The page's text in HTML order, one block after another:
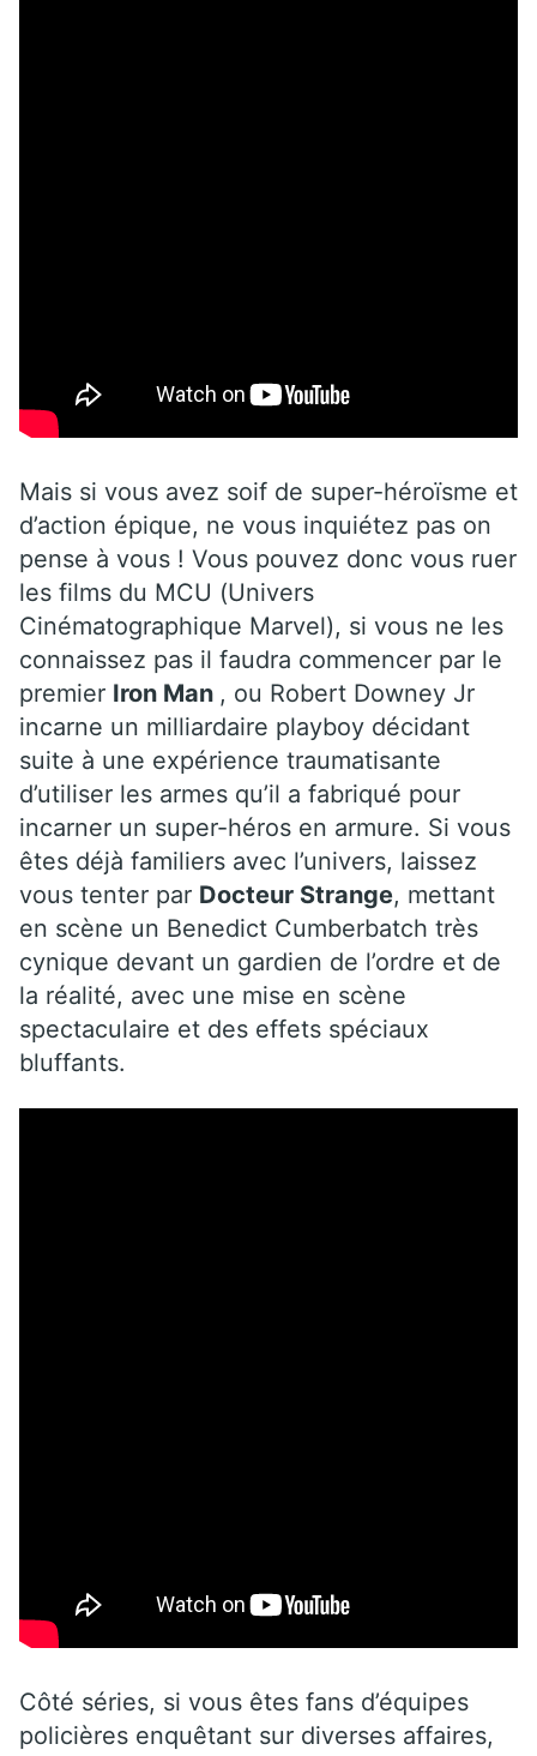
Mais si vous avez soif de super-héroïsme et
d’action épique, ne vous inquiétez pas on
pense à vous ! Vous pouvez donc vous ruer
les films du MCU (Univers
Cinématographique Marvel), si vous ne les
connaissez pas il faudra commencer par le
premier Iron Man , ou Robert Downey Jr
incarne un milliardaire playboy décidant
suite à une expérience traumatisante
d’utiliser les armes qu’il a fabriqué pour
incarner un super-héros en armure. Si vous
êtes déjà familiers avec l’univers, laissez
vous tenter par Docteur Strange, mettant
en scène un Benedict Cumberbatch très
cynique devant un gardien de l’ordre et de
la réalité, avec une mise en scène
spectaculaire et des effets spéciaux
bluffants.
Côté séries, si vous êtes fans d’équipes
policières enquêtant sur diverses affaires,